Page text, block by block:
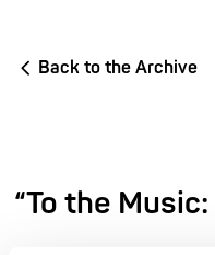
Back to the Archive
“To the